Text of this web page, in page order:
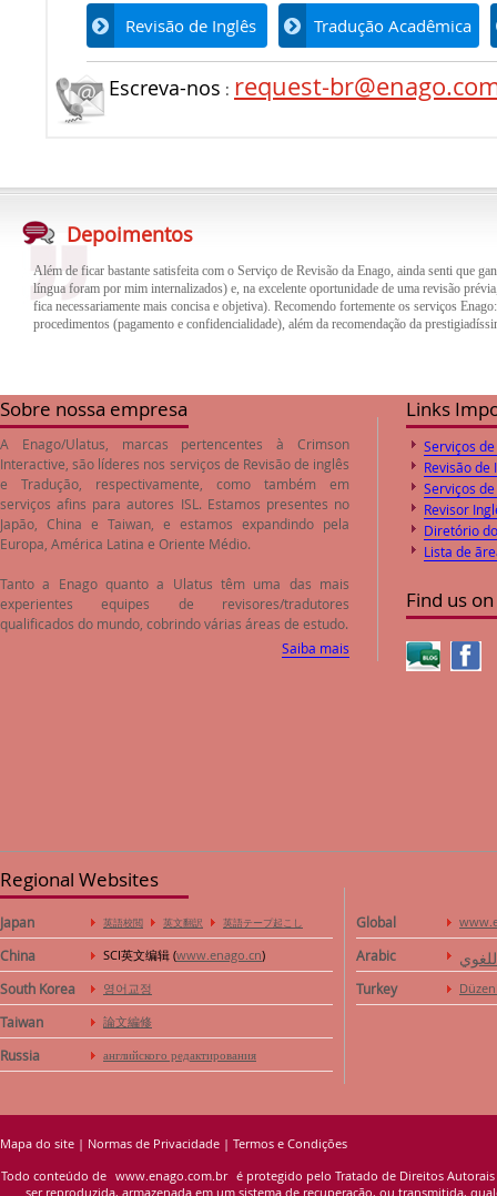
Revisão de Inglês Tradução Acadêmica
Escreva-nos : request-
Depoimentos
língua foram por mim internalizados) e, na excelente oportunidade de uma revisão
fica necessariamente mais concisa e objetiva). Recomendo fortemente os serviços
procedimentos (pagamento e confidencialidade), além da recomendação da
Sobre nossa empresa
A Enago/Ulatus, marcas pertencentes à Crimson
Interactive, são líderes nos serviços de Revisão de inglês
e Tradução, respectivamente, como também em
serviços afins para autores ISL. Estamos presentes no
Japão, China e Taiwan, e estamos expandindo pela
Europa, América Latina e Oriente Médio.
Tanto a Enago quanto a Ulatus têm uma das mais
experientes equipes de revisores/tradutores
qualificados do mundo, cobrindo várias áreas de estudo.
Saiba mais
Links
Serviços
Revisão de
Serviços
Revisor
Diretório
Lista de
Find us on
Regional Websites
Japan 英語校閲 英文翻訳 英語テープ起こし
China SCI英文编辑 (www.enago.cn)
South Korea 영어교정
Taiwan 論文編修
Russia английского редактирования
Global
Arabic
Turkey
Mapa do site | Normas de Privacidade | Termos e Condições
Todo conteúdo de www.enago.com.br é protegido pelo Tratado de Direitos
ser reproduzida, armazenada em um sistema de recuperação, ou transmitida,